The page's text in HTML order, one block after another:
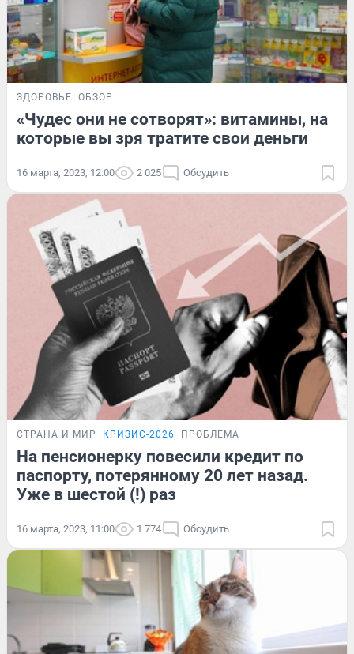
ЗДОРОВЬЕ ОБЗОР
«Чудес они не сотворят»: витамины, на
которые вы зря тратите свои деньги
16 марта, 2023, 12:00 2 025 Обсудить
СТРАНА И МИР КРИЗИС-2026 ПРОБЛЕМА
На пенсионерку повесили кредит по
паспорту, потерянному 20 лет назад.
Уже в шестой (!) раз
16 марта, 2023, 11:00 1 774 Обсудить